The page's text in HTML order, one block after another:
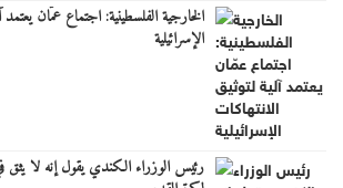
الخارجية الفلسطينية: اجتماع عمّان يعتمد
الإسرائيلية
رئيس الوزراء الكندي يقول إنه لا يثق